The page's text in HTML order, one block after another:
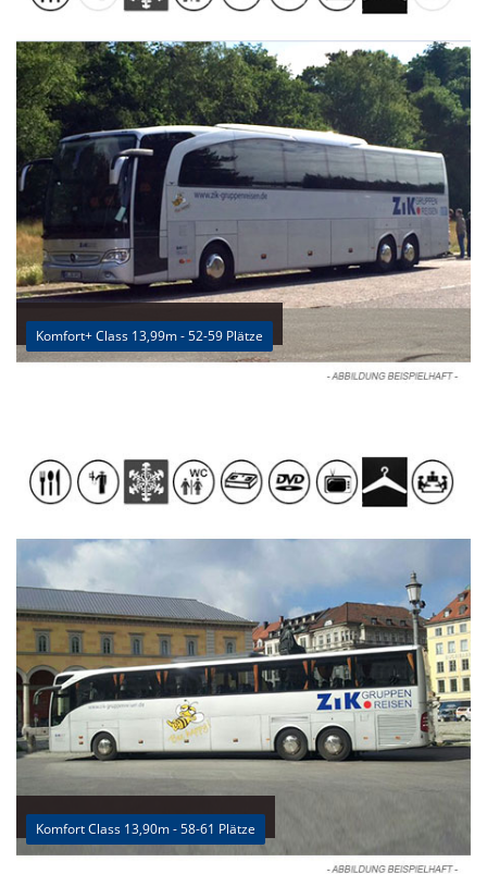
Komfort+ Class 13,99m - 52-59 Plätze
Komfort Class 13,90m - 58-61 Plätze